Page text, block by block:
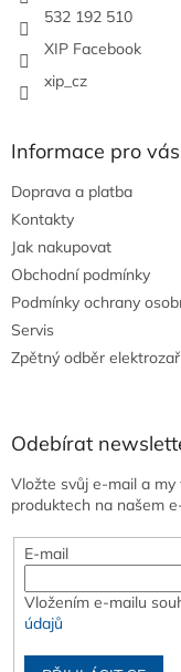
532 192 510
XIP Facebook
xip_cz
Informace pro vás
Doprava a platba
Kontakty
Jak nakupovat
Obchodní podmínky
Podmínky ochrany
Servis
Zpětný odběr
Odebírat
Vložte svůj e-mail a
produktech na našem
E-mail
Vložením e-mailu
údajů